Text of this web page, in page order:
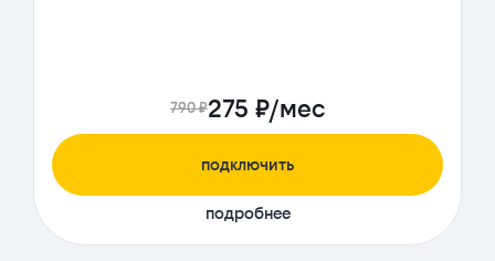
790 ₽275 ₽/мес
подключить
подробнее